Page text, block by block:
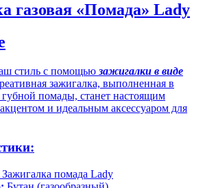
газовая «Помада» Lady
стиль с помощью зажигалки в виде
зажигалка, выполненная в
помады, станет настоящим
и идеальным аксессуаром для
Зажигалка помада Lady